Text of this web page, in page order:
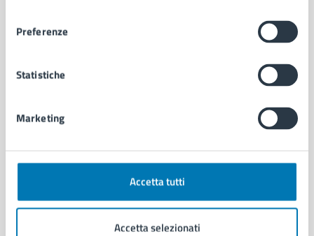
Preferenze
Statistiche
Marketing
Accetta tutti
Accetta selezionati
Autorizzazioni
Educazione e formazione
Giustizia e sicurezza pubblica
Imprese e commercio
Salute, benessere e assistenza